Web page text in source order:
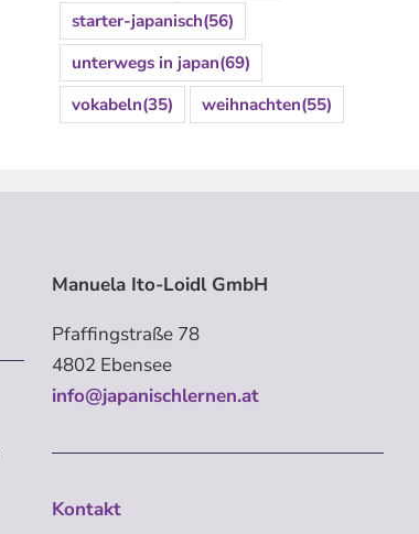
starter-japanisch(56)
unterwegs in japan(69)
vokabeln(35) weihnachten(55)
Manuela Ito-Loidl GmbH
Pfaffingstraße 78
4802 Ebensee
info@japanischlernen.at
Kontakt